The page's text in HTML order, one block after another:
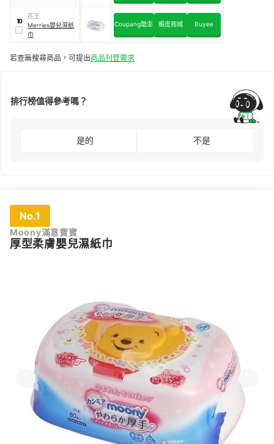
10
花王
Merries嬰兒濕紙
巾
Coupang酷澎 蝦皮商城 Buyee
若查無搜尋商品，可提出商品刊登需求
排行榜值得參考嗎？
是的 不是
No.1
Moony滿意寶寶
厚型柔膚嬰兒濕紙巾